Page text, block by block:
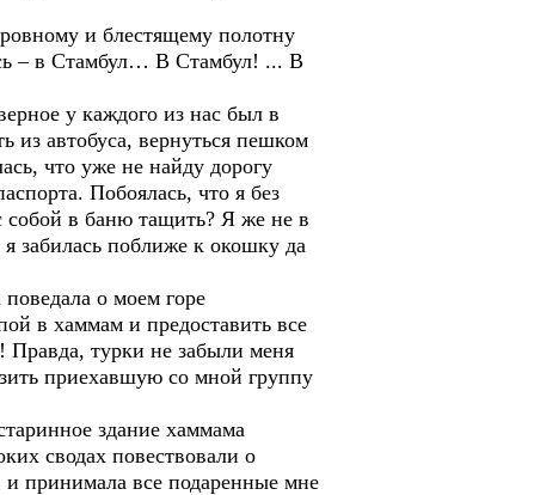
и блестящему полотну
– в Стамбул… В Стамбул! ... В
у каждого из нас был в
из автобуса, вернуться пешком
что уже не найду дорогу
Побоялась, что я без
собой в баню тащить? Я же не в
забилась поближе к окошку да
о моем горе
в хаммам и предоставить все
Правда, турки не забыли меня
приехавшую со мной группу
здание хаммама
сводах повествовали о
принимала все подаренные мне